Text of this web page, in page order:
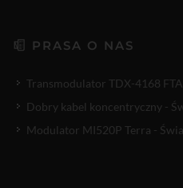
PRASA O NAS
Transmodulator TDX-4168
Dobry kabel koncentryczny -
Modulator MI520P Terra -